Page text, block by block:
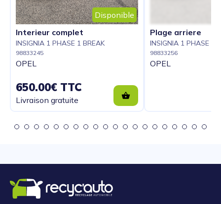
Disponible
Interieur complet
INSIGNIA 1 PHASE 1 BREAK
98833245
OPEL
650.00€ TTC
Livraison gratuite
Plage arriere
INSIGNIA 1 PHASE 1
98833256
OPEL